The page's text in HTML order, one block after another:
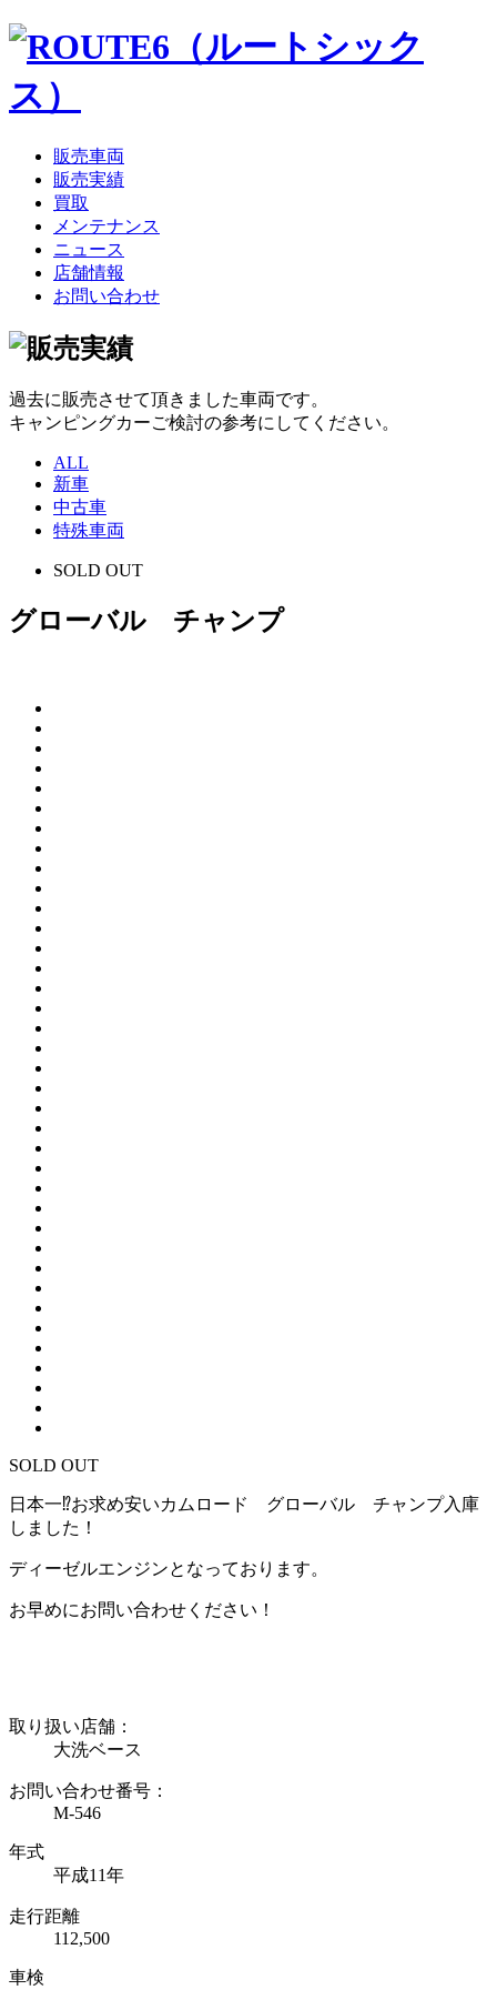
販売車両
販売実績
買取
メンテナンス
ニュース
店舗情報
お問い合わせ
過去に販売させて頂きました車両です。
キャンピングカーご検討の参考にしてください。
ALL
新車
中古車
特殊車両
SOLD OUT
グローバル チャンプ
SOLD OUT
日本一⁉お求め安いカムロード グローバル チャンプ入庫
しました！
ディーゼルエンジンとなっております。
お早めにお問い合わせください！
取り扱い店舗：
大洗ベース
お問い合わせ番号：
M-546
年式
平成11年
走行距離
112,500
車検